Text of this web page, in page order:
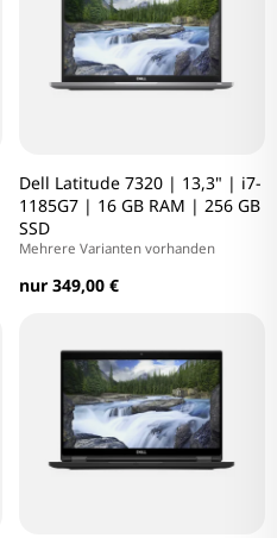
Dell Latitude 7320 | 13,3" | i7-
1185G7 | 16 GB RAM | 256 GB
SSD
Mehrere Varianten vorhanden
nur 349,00 €